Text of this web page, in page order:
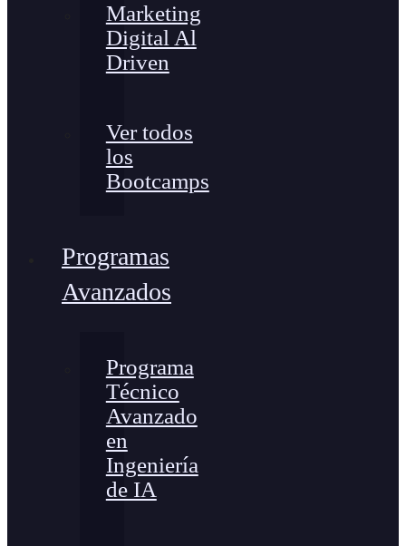
Marketing
Digital Al
Driven
Ver todos
los
Bootcamps
Programas
Avanzados
Programa
Técnico
Avanzado
en
Ingeniería
de IA